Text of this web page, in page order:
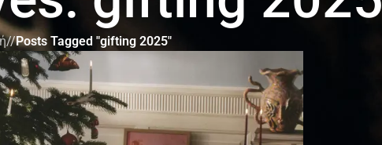
/ Posts Tagged "gifting 2025"